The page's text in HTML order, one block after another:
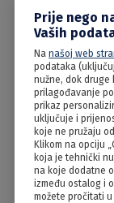
09.06.2022
Kuhana
vrhnjem
Prije nego
Vaših
Na našoj web
podataka
nužne, dok druge
prilagođavanje
prikaz
uključuje i
koje ne pružaju
Klikom na opciju
koja je tehnički
na koje dodatne
između ostalog i
možete pročitati u